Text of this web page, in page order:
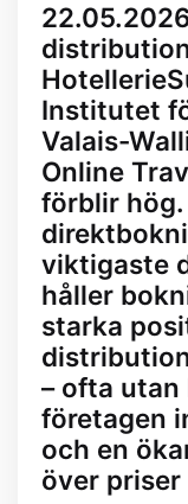
Institutet
Valais-
Online
förblir hög.
viktigaste
håller
starka
– ofta utan
företagen
och en
över